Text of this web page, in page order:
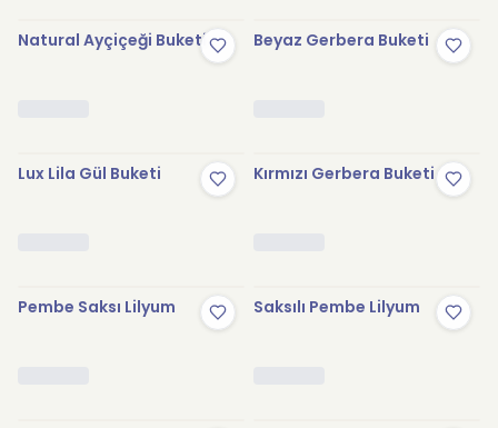
Natural Ayçiçeği Buketi Beyaz Gerbera Buketi
Lux Lila Gül Buketi Kırmızı Gerbera Buketi
Pembe Saksı Lilyum Saksılı Pembe Lilyum